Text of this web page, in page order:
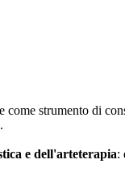
strumento di
e dell'arteterapia: